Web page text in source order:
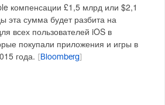
компенсации £1,5 млрд или $2,1
эта сумма будет разбита на
всех пользователей iOS в
покупали приложения и игры в
года.
Bloomberg